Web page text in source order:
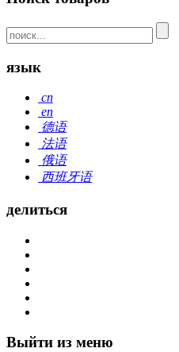
язык
cn
en
德语
法语
俄语
西班牙语
делиться
Выйти из меню